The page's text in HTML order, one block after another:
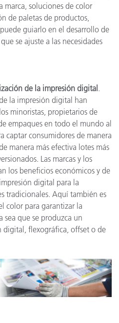
marca, soluciones de color
de paletas de productos,
guiarlo en el desarrollo de
se ajuste a las necesidades
de la impresión digital.
la impresión digital han
minoristas, propietarios de
empaques en todo el mundo al
captar consumidores de manera
manera más efectiva lotes más
Las marcas y los
los beneficios económicos y de
digital para la
tradicionales. Aquí también es
color para garantizar la
sea que se produzca un
digital, flexográfica, offset o de